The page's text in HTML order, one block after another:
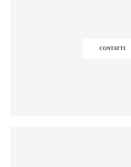
CONTATTI